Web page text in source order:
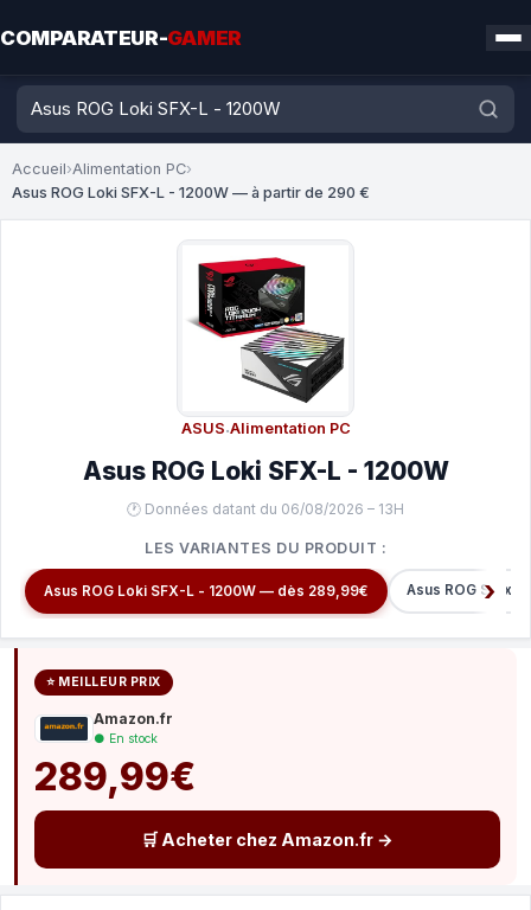
COMPARATEUR-GAMER
Accueil›Alimentation PC›
Asus ROG Loki SFX-L - 1200W — à partir de 290 €
ASUS·Alimentation PC
Asus ROG Loki SFX-L - 1200W
🕐 Données datant du 06/08/2026 – 13H
LES VARIANTES DU PRODUIT :
Asus ROG Loki SFX-L - 1200W — dès 289,99€ Asus ROG Strix
⭐ MEILLEUR PRIX
Amazon.fr
● En stock
289,99€
🛒 Acheter chez Amazon.fr →